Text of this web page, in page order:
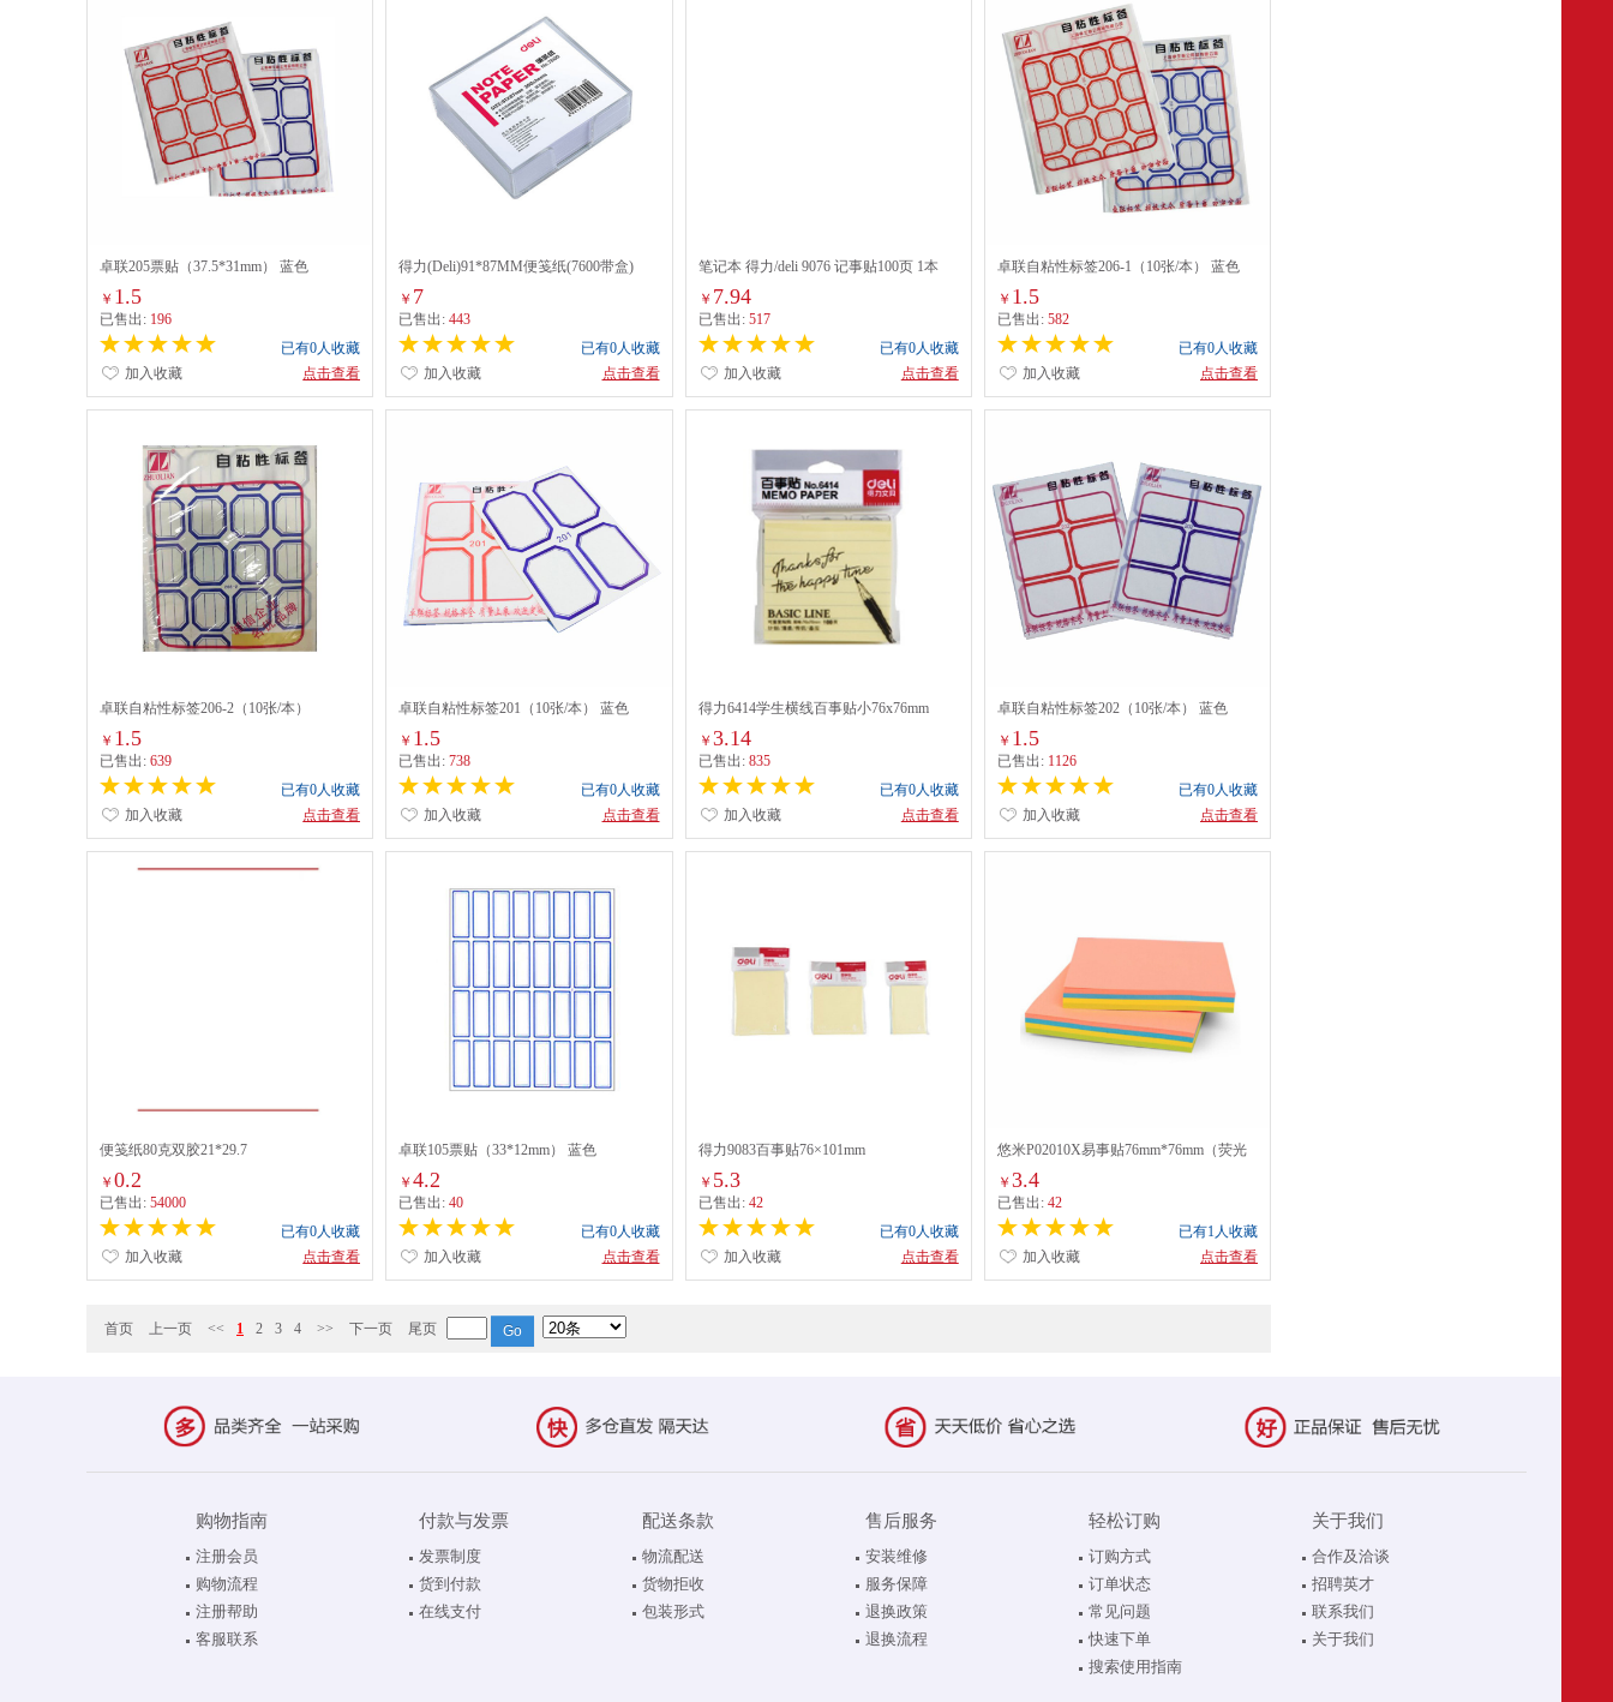
卓联205票贴（37.5*31mm） 蓝色
￥ 1.5
已售出: 196
已有0人收藏
点击查看
加入收藏
得力(Deli)91*87MM便笺纸(7600带盒)
￥ 7
已售出:443
已有0人收藏
点击查看
加入收藏
笔记本 得力/deli 9076 记事贴100页 1本
￥ 7.94
已售出: 517
已有0人收藏
点击查看
加入收藏
卓联自粘性标签206-1（10张/本） 蓝色
￥ 1.5
已售出: 582
已有0人收藏
点击查看
加入收藏
卓联自粘性标签206-2（10张/本）
￥ 1.5
已售出: 639
已有0人收藏
点击查看
加入收藏
卓联自粘性标签201（10张/本） 蓝色
￥ 1.5
已售出:738
已有0人收藏
点击查看
加入收藏
得力6414学生横线百事贴小76x76mm
￥ 3.14
已售出: 835
已有0人收藏
点击查看
加入收藏
卓联自粘性标签202（10张/本） 蓝色
￥ 1.5
已售出: 1126
已有0人收藏
点击查看
加入收藏
便笺纸80克双胶21*29.7
￥ 0.2
已售出: 54000
已有0人收藏
点击查看
加入收藏
卓联105票贴（33*12mm） 蓝色
￥4.2
已售出:40
已有0人收藏
点击查看
加入收藏
得力9083百事贴76×101mm
￥ 5.3
已售出: 42
已有0人收藏
点击查看
加入收藏
悠米P02010X易事贴76mm*76mm（荧光
四色装） 配
￥ 3.4
已售出: 42
已有1人收藏
点击查看
加入收藏
首页 上一页 << 1 2 3 4 >> 下一页 尾页
购物指南
注册会员
购物流程
注册帮助
客服联系
付款与发票
发票制度
货到付款
在线支付
配送条款
物流配送
货物拒收
包装形式
售后服务
安装维修
服务保障
退换政策
退换流程
轻松订购
订购方式
订单状态
常见问题
快速下单
搜索使用指南
关于我们
合作及洽谈
招聘英才
联系我们
关于我们